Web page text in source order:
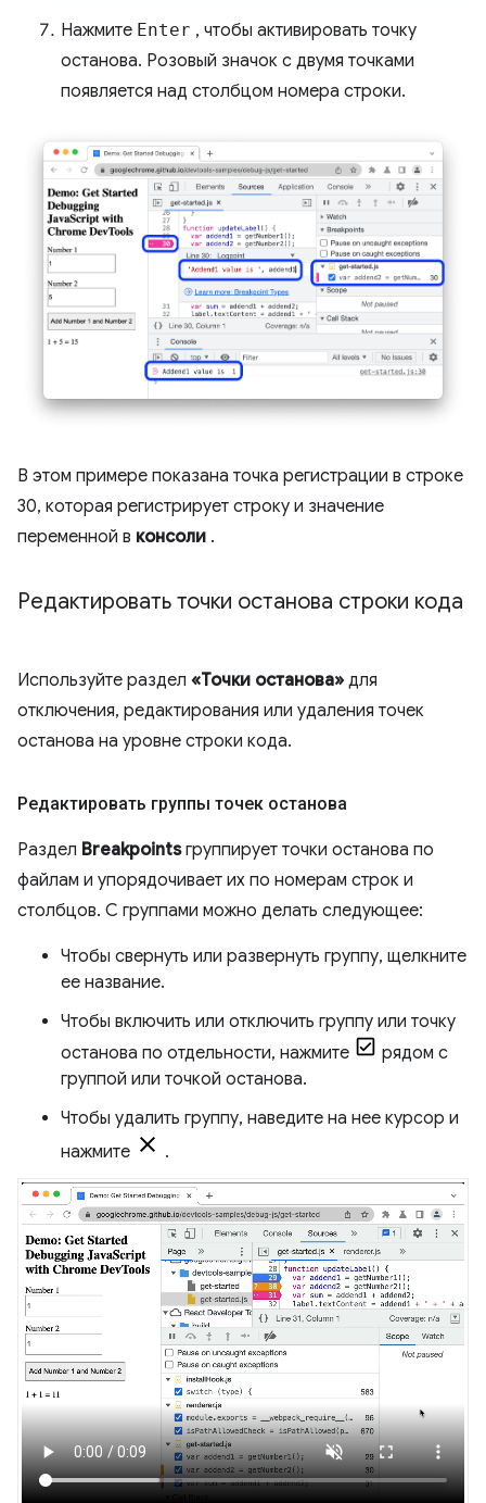
Нажмите Enter , чтобы активировать точку
останова. Розовый значок с двумя точками
появляется над столбцом номера строки.
В этом примере показана точка регистрации в строке
30, которая регистрирует строку и значение
переменной в консоли .
Редактировать точки останова строки кода
Используйте раздел «Точки останова» для
отключения, редактирования или удаления точек
останова на уровне строки кода.
Редактировать группы точек останова
Раздел Breakpointsгруппирует точки останова по
файлам и упорядочивает их по номерам строк и
столбцов. С группами можно делать следующее:
Чтобы свернуть или развернуть группу, щелкните
ее название.
Чтобы включить или отключить группу или точку
останова по отдельности, нажмите
рядом с
группой или точкой останова.
Чтобы удалить группу, наведите на нее курсор и
нажмите
.